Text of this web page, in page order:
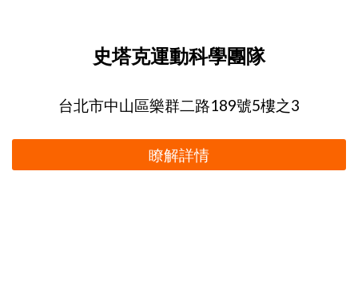
史塔克運動科學團隊
台北市中山區樂群二路189號5樓之3
瞭解詳情